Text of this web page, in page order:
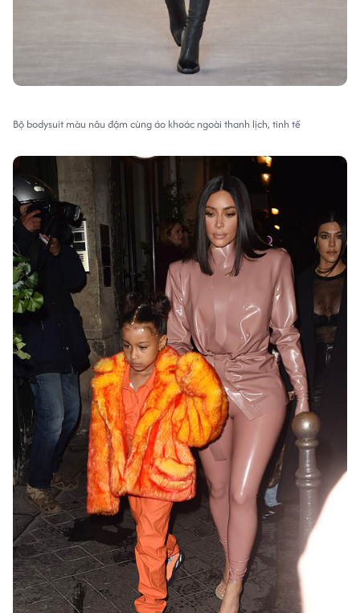
Bộ bodysuit màu nâu đậm cùng áo khoác ngoài thanh lịch, tinh tế